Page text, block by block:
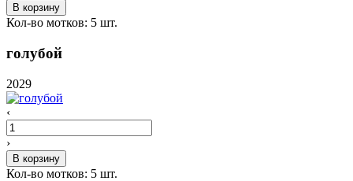
В корзину
Кол-во мотков: 5 шт.
голубой
2029
‹
›
В корзину
Кол-во мотков: 5 шт.